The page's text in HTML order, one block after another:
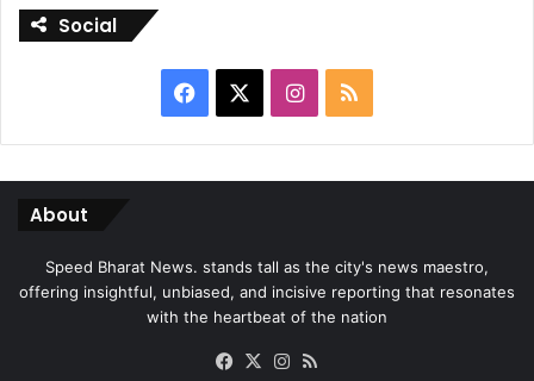
Social
Facebook Instagram
RSS
About
Speed Bharat News. stands tall as the city's news maestro,
offering insightful, unbiased, and incisive reporting that resonates
with the heartbeat of the nation
Facebook
X Instagram